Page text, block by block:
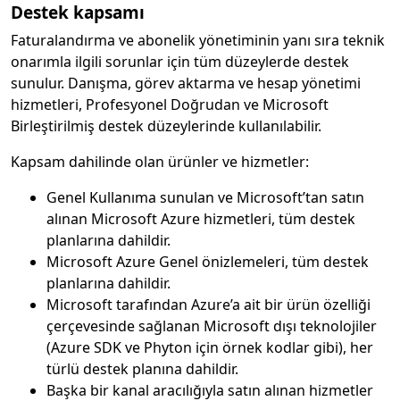
Destek kapsamı
Faturalandırma ve abonelik yönetiminin yanı sıra teknik
onarımla ilgili sorunlar için tüm düzeylerde destek
sunulur. Danışma, görev aktarma ve hesap yönetimi
hizmetleri, Profesyonel Doğrudan ve Microsoft
Birleştirilmiş destek düzeylerinde kullanılabilir.
Kapsam dahilinde olan ürünler ve hizmetler:
Genel Kullanıma sunulan ve Microsoft’tan satın
alınan Microsoft Azure hizmetleri, tüm destek
planlarına dahildir.
Microsoft Azure Genel önizlemeleri, tüm destek
planlarına dahildir.
Microsoft tarafından Azure’a ait bir ürün özelliği
çerçevesinde sağlanan Microsoft dışı teknolojiler
(Azure SDK ve Phyton için örnek kodlar gibi), her
türlü destek planına dahildir.
Başka bir kanal aracılığıyla satın alınan hizmetler